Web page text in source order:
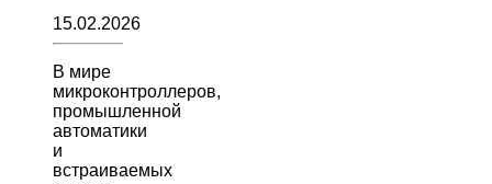
15.02.2026
В мире
микроконтроллеров,
промышленной
автоматики
и
встраиваемых